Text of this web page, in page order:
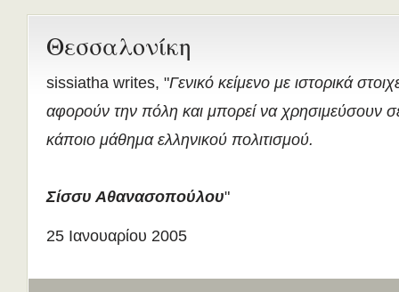
Θεσσαλονίκη
sissiatha writes, "Γενικό κείμενο με ιστορικά
αφορούν την πόλη και μπορεί να χρησιμεύσουν
κάποιο μάθημα ελληνικού πολιτισμού.
Σίσσυ Αθανασοπούλου"
25 Ιανουαρίου 2005